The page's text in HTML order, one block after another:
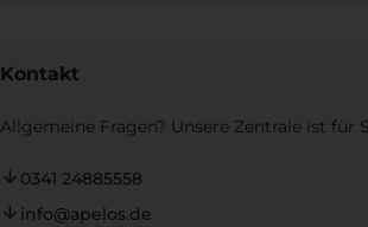
Kontakt
Allgemeine Fragen? Unsere Zentrale ist für
0341 24885558
info@apelos.de